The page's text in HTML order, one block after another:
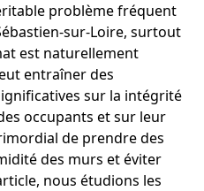
problème fréquent
sur-Loire, surtout
est naturellement
entraîner des
sur la intégrité
occupants et sur leur
de prendre des
des murs et éviter
nous étudions les